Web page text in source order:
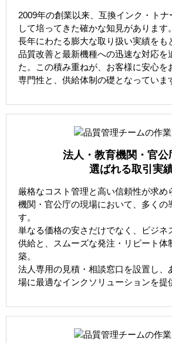
2009年の創業以来、互換インク・トナ
して培ってきた確かな知見があります。
長年にわたる膨大な取り扱い実績をも
品質改善と最新機種への迅速な対応を
た。この積み重ねが、お客様に安心を
専門性と、供給体制の礎となっていま
法人・教育機関・官公
選ばれる取引実
厳格なコスト管理と高い信頼性が求め
機関・官公庁の現場において、多くの
す。
単なる価格の安さだけでなく、ビジネ
供給と、スムーズな発注・リピート体
築。
法人専用の見積・相談窓口を設置し、
場に最適なインクソリューションを提